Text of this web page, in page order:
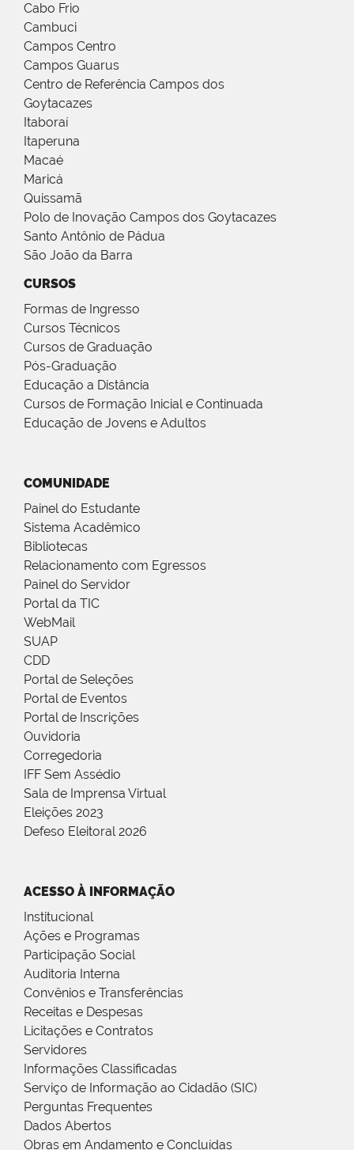
Cabo Frio
Cambuci
Campos Centro
Campos Guarus
Centro de Referência Campos dos
Goytacazes
Itaboraí
Itaperuna
Macaé
Maricá
Quissamã
Polo de Inovação Campos dos Goytacazes
Santo Antônio de Pádua
São João da Barra
CURSOS
Formas de Ingresso
Cursos Técnicos
Cursos de Graduação
Pós-Graduação
Educação a Distância
Cursos de Formação Inicial e Continuada
Educação de Jovens e Adultos
COMUNIDADE
Painel do Estudante
Sistema Acadêmico
Bibliotecas
Relacionamento com Egressos
Painel do Servidor
Portal da TIC
WebMail
SUAP
CDD
Portal de Seleções
Portal de Eventos
Portal de Inscrições
Ouvidoria
Corregedoria
IFF Sem Assédio
Sala de Imprensa Virtual
Eleições 2023
Defeso Eleitoral 2026
ACESSO À INFORMAÇÃO
Institucional
Ações e Programas
Participação Social
Auditoria Interna
Convênios e Transferências
Receitas e Despesas
Licitações e Contratos
Servidores
Informações Classificadas
Serviço de Informação ao Cidadão (SIC)
Perguntas Frequentes
Dados Abertos
Obras em Andamento e Concluídas